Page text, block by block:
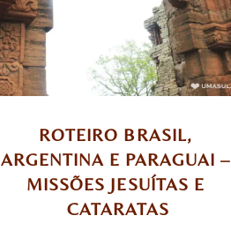
ROTEIRO BRASIL,
ARGENTINA E PARAGUAI –
MISSÕES JESUÍTAS E
CATARATAS